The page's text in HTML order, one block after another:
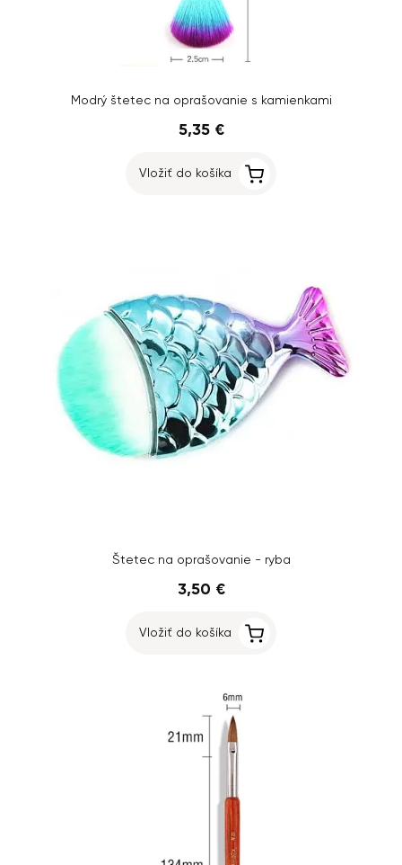
Modrý štetec na oprašovanie s kamienkami
5,35 €
Vložiť do košíka
Štetec na oprašovanie - ryba
3,50 €
Vložiť do košíka